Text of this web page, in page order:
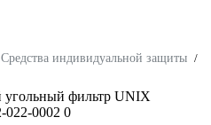
Средства индивидуальной защиты /